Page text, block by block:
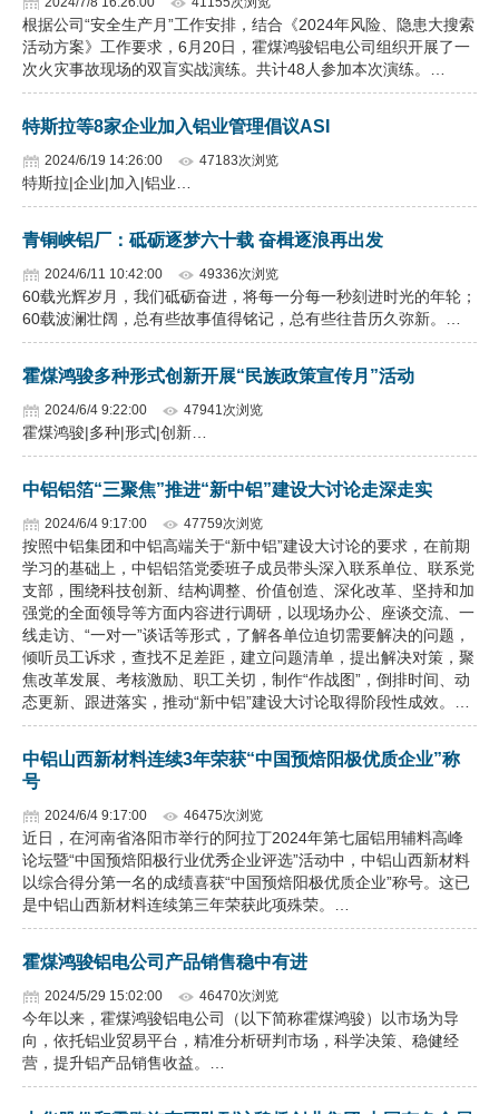
根据公司“安全生产月”工作安排，结合《2024年风险、隐患大搜索
活动方案》工作要求，6月20日，霍煤鸿骏铝电公司组织开展了一
次火灾事故现场的双盲实战演练。共计48人参加本次演练。…
特斯拉等8家企业加入铝业管理倡议ASI
2024/6/19 14:26:00 47183次浏览
特斯拉|企业|加入|铝业…
青铜峡铝厂：砥砺逐梦六十载 奋楫逐浪再出发
2024/6/11 10:42:00 49336次浏览
60载光辉岁月，我们砥砺奋进，将每一分每一秒刻进时光的年轮；
60载波澜壮阔，总有些故事值得铭记，总有些往昔历久弥新。…
霍煤鸿骏多种形式创新开展“民族政策宣传月”活动
2024/6/4 9:22:00 47941次浏览
霍煤鸿骏|多种|形式|创新…
中铝铝箔“三聚焦”推进“新中铝”建设大讨论走深走实
2024/6/4 9:17:00 47759次浏览
按照中铝集团和中铝高端关于“新中铝”建设大讨论的要求，在前期
学习的基础上，中铝铝箔党委班子成员带头深入联系单位、联系党
支部，围绕科技创新、结构调整、价值创造、深化改革、坚持和加
强党的全面领导等方面内容进行调研，以现场办公、座谈交流、一
线走访、“一对一”谈话等形式，了解各单位迫切需要解决的问题，
倾听员工诉求，查找不足差距，建立问题清单，提出解决对策，聚
焦改革发展、考核激励、职工关切，制作“作战图”，倒排时间、动
态更新、跟进落实，推动“新中铝”建设大讨论取得阶段性成效。…
中铝山西新材料连续3年荣获“中国预焙阳极优质企业”称
号
2024/6/4 9:17:00 46475次浏览
近日，在河南省洛阳市举行的阿拉丁2024年第七届铝用辅料高峰
论坛暨“中国预焙阳极行业优秀企业评选”活动中，中铝山西新材料
以综合得分第一名的成绩喜获“中国预焙阳极优质企业”称号。这已
是中铝山西新材料连续第三年荣获此项殊荣。…
霍煤鸿骏铝电公司产品销售稳中有进
2024/5/29 15:02:00 46470次浏览
今年以来，霍煤鸿骏铝电公司（以下简称霍煤鸿骏）以市场为导
向，依托铝业贸易平台，精准分析研判市场，科学决策、稳健经
营，提升铝产品销售收益。…